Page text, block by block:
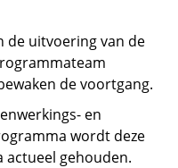
de uitvoering van de
de voortgang.
en
wordt deze
actueel gehouden.